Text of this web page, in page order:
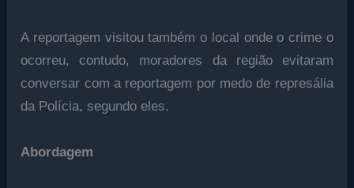
A reportagem visitou também o local onde o crime o
ocorreu, contudo, moradores da região evitaram
conversar com a reportagem por medo de represália
da Polícia, segundo eles.
Abordagem